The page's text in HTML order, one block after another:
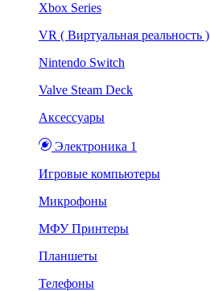
Xbox Series
VR ( Виртуальная реальность )
Nintendo Switch
Valve Steam Deck
Аксессуары
Электроника 1
Игровые компьютеры
Микрофоны
МФУ Принтеры
Планшеты
Телефоны